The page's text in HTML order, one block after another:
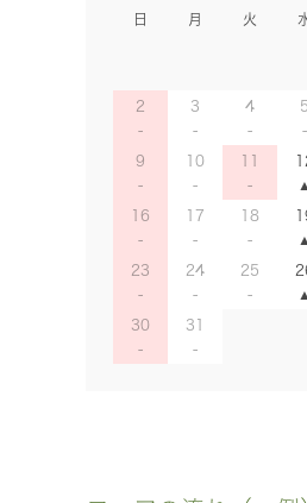
日 月 火
2 3 4 5
9 10 11
16 17 18
23 24 25
30 31